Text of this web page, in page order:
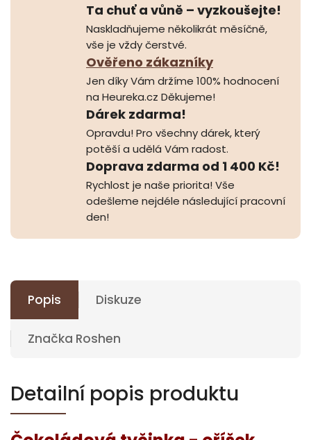
Ta chuť a vůně – vyzkoušejte!
Naskladňujeme několikrát měsíčně,
vše je vždy čerstvé.
Ověřeno zákazníky
Jen díky Vám držíme 100% hodnocení
na Heureka.cz Děkujeme!
Dárek zdarma!
Opravdu! Pro všechny dárek, který
potěší a udělá Vám radost.
Doprava zdarma od 1 400 Kč!
Rychlost je naše priorita! Vše
odešleme nejdéle následující pracovní
den!
Popis Diskuze
Značka Roshen
Detailní popis produktu